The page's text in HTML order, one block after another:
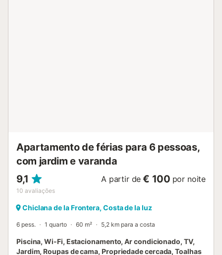
Apartamento de férias para 6 pessoas,
com jardim e varanda
9,1
10 avaliações
A partir de € 100 por noite
Chiclana de la Frontera, Costa de la luz
6 pess. 1 quarto 60 m² 5,2 km para a costa
Piscina, Wi-Fi, Estacionamento, Ar condicionado, TV,
Jardim, Roupas de cama, Propriedade cercada, Toalhas